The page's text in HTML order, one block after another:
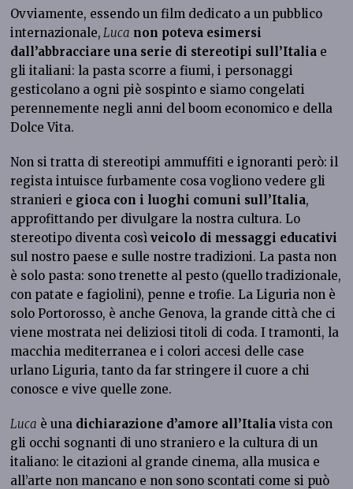
Ovviamente, essendo un film dedicato a un pubblico
internazionale, Luca non poteva esimersi
dall’abbracciare una serie di stereotipi sull’Italia e
gli italiani: la pasta scorre a fiumi, i personaggi
gesticolano a ogni piè sospinto e siamo congelati
perennemente negli anni del boom economico e della
Dolce Vita.
Non si tratta di stereotipi ammuffiti e ignoranti però: il
regista intuisce furbamente cosa vogliono vedere gli
stranieri e gioca con i luoghi comuni sull’Italia,
approfittando per divulgare la nostra cultura. Lo
stereotipo diventa così veicolo di messaggi educativi
sul nostro paese e sulle nostre tradizioni. La pasta non
è solo pasta: sono trenette al pesto (quello tradizionale,
con patate e fagiolini), penne e trofie. La Liguria non è
solo Portorosso, è anche Genova, la grande città che ci
viene mostrata nei deliziosi titoli di coda. I tramonti, la
macchia mediterranea e i colori accesi delle case
urlano Liguria, tanto da far stringere il cuore a chi
conosce e vive quelle zone.
Luca è una dichiarazione d’amore all’Italia vista con
gli occhi sognanti di uno straniero e la cultura di un
italiano: le citazioni al grande cinema, alla musica e
all’arte non mancano e non sono scontati come si può